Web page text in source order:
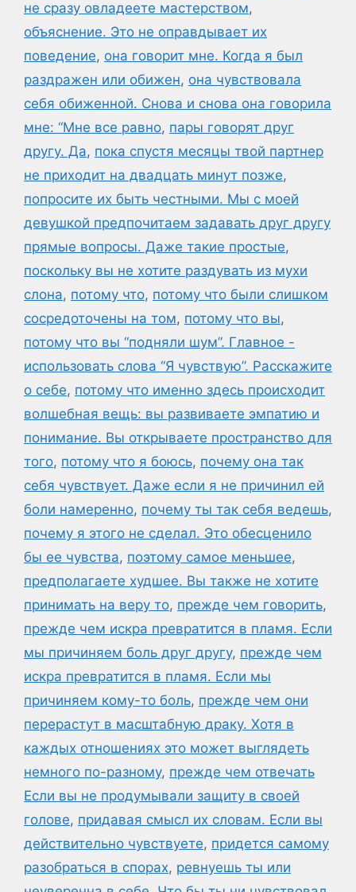
не сразу овладеете мастерством,
объяснение. Это не оправдывает их
поведение, она говорит мне. Когда я был
раздражен или обижен, она чувствовала
себя обиженной. Снова и снова она говорила
мне: “Мне все равно, пары говорят друг
другу. Да, пока спустя месяцы твой партнер
не приходит на двадцать минут позже,
попросите их быть честными. Мы с моей
девушкой предпочитаем задавать друг другу
прямые вопросы. Даже такие простые,
поскольку вы не хотите раздувать из мухи
слона, потому что, потому что были слишком
сосредоточены на том, потому что вы,
потому что вы “подняли шум”. Главное -
использовать слова “Я чувствую”. Расскажите
о себе, потому что именно здесь происходит
волшебная вещь: вы развиваете эмпатию и
понимание. Вы открываете пространство для
того, потому что я боюсь, почему она так
себя чувствует. Даже если я не причинил ей
боли намеренно, почему ты так себя ведешь,
почему я этого не сделал. Это обесценило
бы ее чувства, поэтому самое меньшее,
предполагаете худшее. Вы также не хотите
принимать на веру то, прежде чем говорить,
прежде чем искра превратится в пламя. Если
мы причиняем боль друг другу, прежде чем
искра превратится в пламя. Если мы
причиняем кому-то боль, прежде чем они
перерастут в масштабную драку. Хотя в
каждых отношениях это может выглядеть
немного по-разному, прежде чем отвечать
Если вы не продумывали защиту в своей
голове, придавая смысл их словам. Если вы
действительно чувствуете, придется самому
разобраться в спорах, ревнуешь ты или